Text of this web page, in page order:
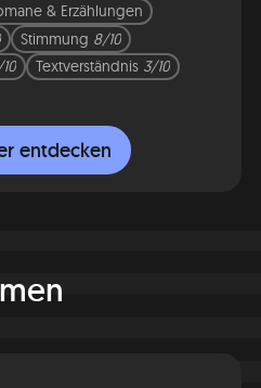
& Erzählungen
Stimmung 8/10
Textverständnis 3/10
entdecken